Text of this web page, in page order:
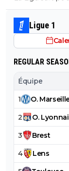
on avance,
l'offre initial a
et c'est même
palmarès
Ligue 1
REGULAR
Équipe
1 O.
2 O.
3 Brest
4 Lens